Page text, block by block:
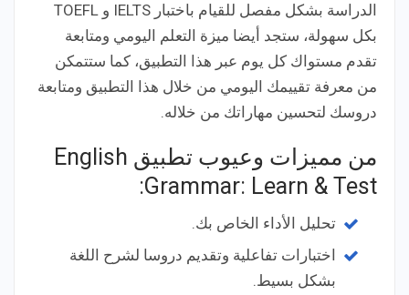
الدراسة بشكل مفصل للقيام باختبار IELTS و TOEFL
بكل سهولة، ستجد أيضا ميزة التعلم اليومي ومتابعة
تقدم مستواك كل يوم عبر هذا التطبيق، كما ستتمكن
من معرفة تقييمك اليومي من خلال هذا التطبيق ومتابعة
دروسك لتحسين مهاراتك من خلاله.
من مميزات وعيوب تطبيق English
Grammar: Learn & Test:
تحليل الأداء الخاص بك.
اختبارات تفاعلية وتقديم دروسا لشرح اللغة
بشكل بسيط.